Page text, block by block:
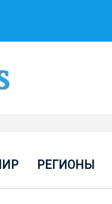
РЕГИОНЫ